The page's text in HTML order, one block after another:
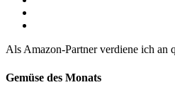
Als Amazon-Partner verdiene ich an
Gemüse des Monats